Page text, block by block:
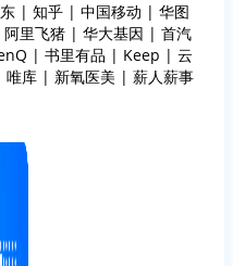
| 知乎 | 中国移动 | 华图
里飞猪 | 华大基因 | 首汽
| 书里有品 | Keep | 云
库 | 新氧医美 | 薪人薪事